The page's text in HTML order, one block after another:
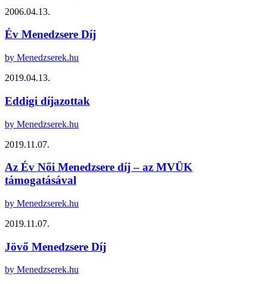
2006.04.13.
Év Menedzsere Díj
by Menedzserek.hu
2019.04.13.
Eddigi díjazottak
by Menedzserek.hu
2019.11.07.
Az Év Női Menedzsere díj – az MVÜK
támogatásával
by Menedzserek.hu
2019.11.07.
Jövő Menedzsere Díj
by Menedzserek.hu